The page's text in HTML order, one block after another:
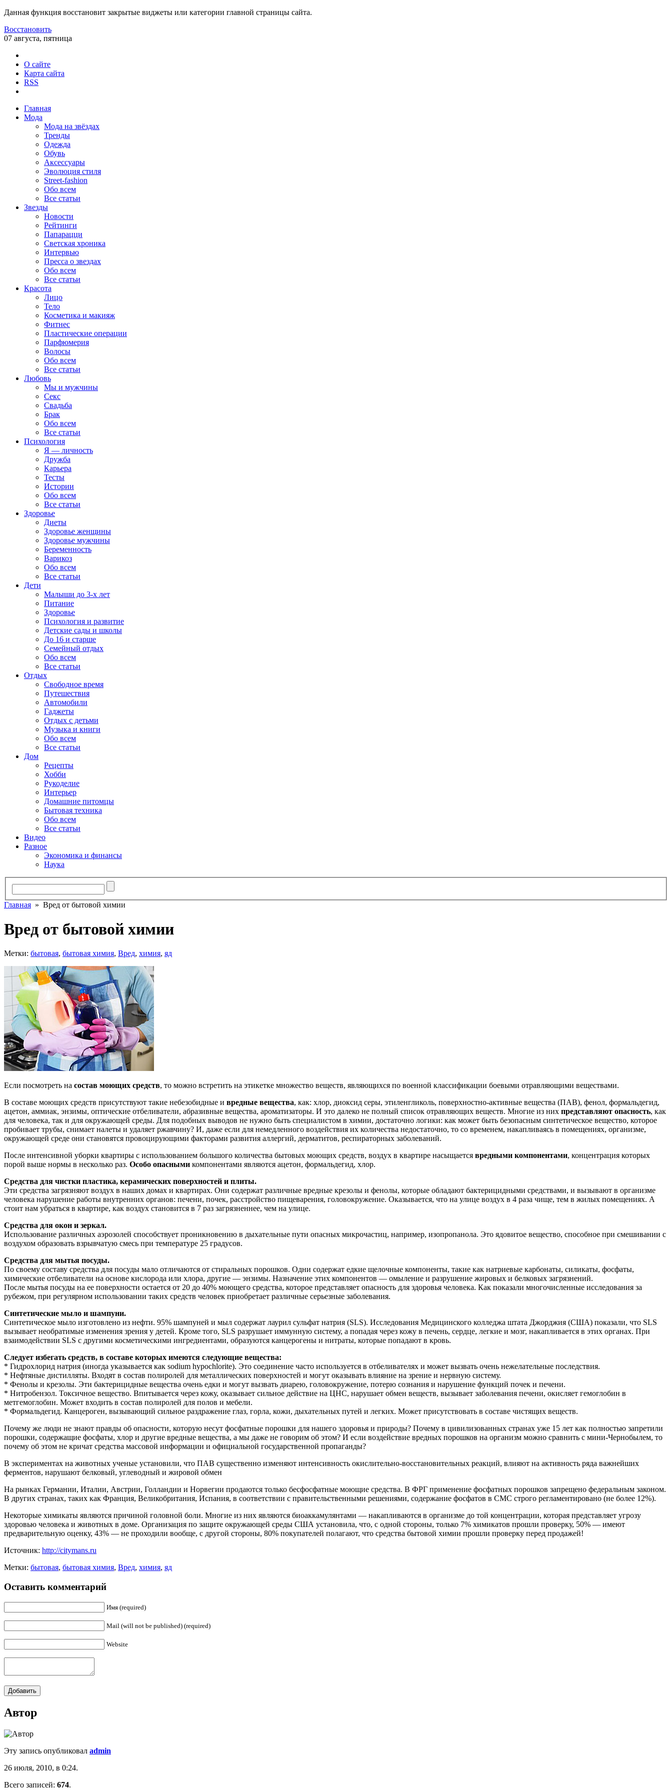
Данная функция восстановит закрытые виджеты или категории главной страницы сайта.
Восстановить
07 августа, пятница
О сайте
Карта сайта
RSS
Главная
Мода
Мода на звёздах
Тренды
Одежда
Обувь
Аксессуары
Эволюция стиля
Street-fashion
Обо всем
Все статьи
Звезды
Новости
Рейтинги
Папарацци
Светская хроника
Интервью
Пресса о звездах
Обо всем
Все статьи
Красота
Лицо
Тело
Косметика и макияж
Фитнес
Пластические операции
Парфюмерия
Волосы
Обо всем
Все статьи
Любовь
Мы и мужчины
Секс
Свадьба
Брак
Обо всем
Все статьи
Психология
Я — личность
Дружба
Карьера
Тесты
Истории
Обо всем
Все статьи
Здоровье
Диеты
Здоровье женщины
Здоровье мужчины
Беременность
Варикоз
Обо всем
Все статьи
Дети
Малыши до 3-х лет
Питание
Здоровье
Психология и развитие
Детские сады и школы
До 16 и старше
Семейный отдых
Обо всем
Все статьи
Отдых
Свободное время
Путешествия
Автомобили
Гаджеты
Отдых с детьми
Музыка и книги
Обо всем
Все статьи
Дом
Рецепты
Хобби
Рукоделие
Интерьер
Домашние питомцы
Бытовая техника
Обо всем
Все статьи
Видео
Разное
Экономика и финансы
Наука
Главная » Вред от бытовой химии
Вред от бытовой химии
Метки: бытовая, бытовая химия, Вред, химия, яд
Если посмотреть на состав моющих средств, то можно встретить на этикетке множество веществ, являющихся по военной классификации боевыми отравляющими веществами.
В составе моющих средств присутствуют такие небезобидные и вредные вещества, как: хлор, диоксид серы, этиленгликоль, поверхностно-активные вещества (ПАВ), фенол, формальдегид,
ацетон, аммиак, энзимы, оптические отбеливатели, абразивные вещества, ароматизаторы. И это далеко не полный список отравляющих веществ. Многие из них представляют опасность, как
для человека, так и для окружающей среды. Для подобных выводов не нужно быть специалистом в химии, достаточно логики: как может быть безопасным синтетическое вещество, которое
пробивает трубы, снимает налеты и удаляет ржавчину? И, даже если для немедленного воздействия их количества недостаточно, то со временем, накапливаясь в помещениях, организме,
окружающей среде они становятся провоцирующими факторами развития аллергий, дерматитов, респираторных заболеваний.
После интенсивной уборки квартиры с использованием большого количества бытовых моющих средств, воздух в квартире насыщается вредными компонентами, концентрация которых
порой выше нормы в несколько раз. Особо опасными компонентами являются ацетон, формальдегид, хлор.
Средства для чистки пластика, керамических поверхностей и плиты.
Эти средства загрязняют воздух в наших домах и квартирах. Они содержат различные вредные крезолы и фенолы, которые обладают бактерицидными средствами, и вызывают в организме
человека нарушение работы внутренних органов: печени, почек, расстройство пищеварения, головокружение. Оказывается, что на улице воздух в 4 раза чище, тем в жилых помещениях. А
стоит нам убраться в квартире, как воздух становится в 7 раз загрязненнее, чем на улице.
Средства для окон и зеркал.
Использование различных аэрозолей способствует проникновению в дыхательные пути опасных микрочастиц, например, изопропанола. Это ядовитое вещество, способное при смешивании с
воздухом образовать взрывчатую смесь при температуре 25 градусов.
Средства для мытья посуды.
По своему составу средства для посуды мало отличаются от стиральных порошков. Одни содержат едкие щелочные компоненты, такие как натриевые карбонаты, силикаты, фосфаты,
химические отбеливатели на основе кислорода или хлора, другие — энзимы. Назначение этих компонентов — омыление и разрушение жировых и белковых загрязнений.
После мытья посуды на ее поверхности остается от 20 до 40% моющего средства, которое представляет опасность для здоровья человека. Как показали многочисленные исследования за
рубежом, при регулярном использовании таких средств человек приобретает различные серьезные заболевания.
Синтетические мыло и шампуни.
Синтетическое мыло изготовлено из нефти. 95% шампуней и мыл содержат лаурил сульфат натрия (SLS). Исследования Медицинского колледжа штата Джорджия (США) показали, что SLS
вызывает необратимые изменения зрения у детей. Кроме того, SLS разрушает иммунную систему, а попадая через кожу в печень, сердце, легкие и мозг, накапливается в этих органах. При
взаимодействии SLS с другими косметическими ингредиентами, образуются канцерогены и нитраты, которые попадают в кровь.
Следует избегать средств, в составе которых имеются следующие вещества:
* Гидрохлорид натрия (иногда указывается как sodium hypochlorite). Это соединение часто используется в отбеливателях и может вызвать очень нежелательные последствия.
* Нефтяные дистилляты. Входят в состав полиролей для металлических поверхностей и могут оказывать влияние на зрение и нервную систему.
* Фенолы и крезолы. Эти бактерицидные вещества очень едки и могут вызвать диарею, головокружение, потерю сознания и нарушение функций почек и печени.
* Нитробензол. Токсичное вещество. Впитывается через кожу, оказывает сильное действие на ЦНС, нарушает обмен веществ, вызывает заболевания печени, окисляет гемоглобин в
метгемоглобин. Может входить в состав полиролей для полов и мебели.
* Формальдегид. Канцероген, вызывающий сильное раздражение глаз, горла, кожи, дыхательных путей и легких. Может присутствовать в составе чистящих веществ.
Почему же люди не знают правды об опасности, которую несут фосфатные порошки для нашего здоровья и природы? Почему в цивилизованных странах уже 15 лет как полностью запретили
порошки, содержащие фосфаты, хлор и другие вредные вещества, а мы даже не говорим об этом? И если воздействие вредных порошков на организм можно сравнить с мини-Чернобылем, то
почему об этом не кричат средства массовой информации и официальной государственной пропаганды?
В экспериментах на животных ученые установили, что ПАВ существенно изменяют интенсивность окислительно-восстановительных реакций, влияют на активность ряда важнейших
ферментов, нарушают белковый, углеводный и жировой обмен
На рынках Германии, Италии, Австрии, Голландии и Норвегии продаются только бесфосфатные моющие средства. В ФРГ применение фосфатных порошков запрещено федеральным законом.
В других странах, таких как Франция, Великобритания, Испания, в соответствии с правительственными решениями, содержание фосфатов в СМС строго регламентировано (не более 12%).
Некоторые химикаты являются причиной головной боли. Многие из них являются биоаккамулянтами — накапливаются в организме до той концентрации, которая представляет угрозу
здоровью человека и животных в доме. Организация по защите окружающей среды США установила, что, с одной стороны, только 7% химикатов прошли проверку, 50% — имеют
предварительную оценку, 43% — не проходили вообще, с другой стороны, 80% покупателей полагают, что средства бытовой химии прошли проверку перед продажей!
Источник: http://citymans.ru
Метки: бытовая, бытовая химия, Вред, химия, яд
Оставить комментарий
Имя (required)
Mail (will not be published) (required)
Website
Автор
Эту запись опубликовал admin
26 июля, 2010, в 0:24.
Всего записей: 674.